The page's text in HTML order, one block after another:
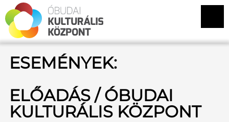
ESEMÉNYEK:
ELŐADÁS / ÓBUDAI
KULTURÁLIS KÖZPONT